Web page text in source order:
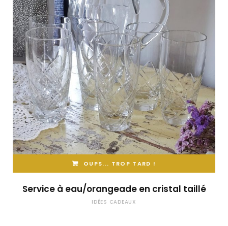
OUPS... TROP TARD !
Service à eau/orangeade en cristal taillé
IDÉES CADEAUX